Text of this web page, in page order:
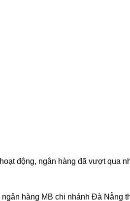
động, ngân hàng đã vượt qua
hàng MB chi nhánh Đà Nẵng